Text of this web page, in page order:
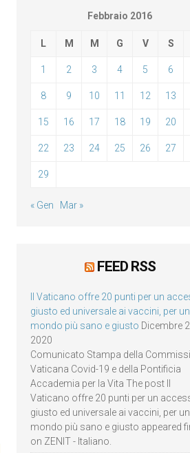
Febbraio 2016
L M M G V S
1 2 3 4 5 6
8 9 10 11 12 13
15 16 17 18 19 20
22 23 24 25 26 27
29
« Gen Mar »
FEED RSS
Il Vaticano offre 20 punti per un
giusto ed universale ai vaccini, per un
mondo più sano e giusto Dicembre
2020
Comunicato Stampa della
Vaticana Covid-19 e della Pontificia
Accademia per la Vita The post Il
Vaticano offre 20 punti per un
giusto ed universale ai vaccini, per un
mondo più sano e giusto appeared
on ZENIT - Italiano.